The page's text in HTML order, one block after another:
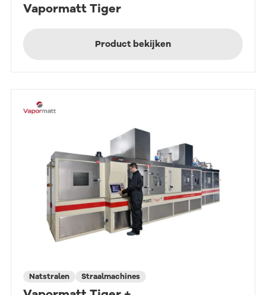
Vapormatt Tiger
Product bekijken
Natstralen Straalmachines